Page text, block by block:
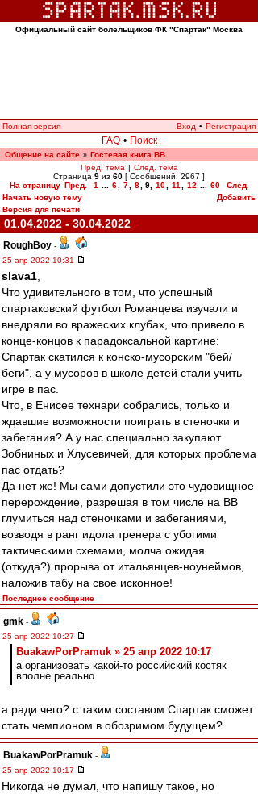
Официальный сайт болельщиков ФК "Спартак" Москва
Полная версия Вход • Регистрация
FAQ • Поиск
Общение на сайте » Гостевая книга ВВ
Пред. тема | След. тема
Страница 9 из 60 [ Сообщений: 2967 ]
На страницу Пред. 1 6 7 8 9, 10 11 12 60
След.
Начать новую тему
Добавить
Версия для печати
01.04.2022 - 30.04.2022
RoughBoy -
25 апр 2022 10:31
slava1
Что удивительного в том, что успешный
спартаковский футбол Романцева изучали и
внедряли во вражеских клубах, что привело в
конце-концов к парадоксальной картине:
Спартак скатился к конско-мусорским "бей/
беги", а у мусоров в школе детей стали учить
игре в пас.
Что, в Енисее технари собрались, только и
ждавшие возможности поиграть в стеночки и
забегания? А у нас специально закупают
Зобниных и Хлусевичей, для которых проблема
пас отдать?
Да нет же! Мы сами допустили это чудовищное
перерождение, разрешая в том числе на ВВ
глумиться над стеночками и забеганиями,
возводя в ранг идола тренера с убогими
тактическими схемами, молча ожидая
(откуда?) прорыва от итальянцев-ноунеймов,
наложив табу на свое исконное!
Последнее сообщение
gmk -
25 апр 2022 10:27
BuakawPorPramuk » 25 апр 2022 10:17
а организовать какой-то российский костяк
вполне реально.
а ради чего? с таким составом Спартак сможет
стать чемпионом в обозримом будущем?
BuakawPorPramuk -
25 апр 2022 10:17
Никогда не думал, что напишу такое, но